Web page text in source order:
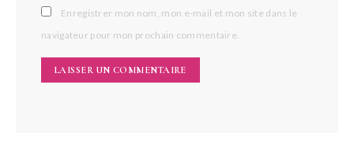
Enregistrer mon nom, mon e-mail et mon site dans le
navigateur pour mon prochain commentaire.